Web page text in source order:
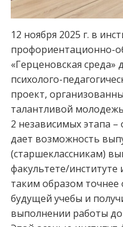
12 ноября 2025 г. в
профориентационно-
«Герценовская среда»
психолого-
проект,
талантливой
2 независимых этапа
дает возможность
(старшеклассникам)
факультете/институте
таким образом точнее
будущей учебы и
выполнении работы